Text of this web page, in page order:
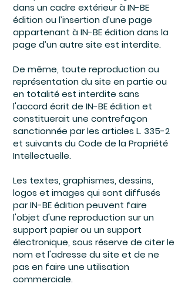
dans un cadre extérieur à IN-BE
édition ou l’insertion d’une page
appartenant à IN-BE édition dans la
page d’un autre site est interdite.
De même, toute reproduction ou
représentation du site en partie ou
en totalité est interdite sans
l'accord écrit de IN-BE édition et
constituerait une contrefaçon
sanctionnée par les articles L. 335-2
et suivants du Code de la Propriété
Intellectuelle.
Les textes, graphismes, dessins,
logos et images qui sont diffusés
par IN-BE édition peuvent faire
l'objet d'une reproduction sur un
support papier ou un support
électronique, sous réserve de citer le
nom et l'adresse du site et de ne
pas en faire une utilisation
commerciale.